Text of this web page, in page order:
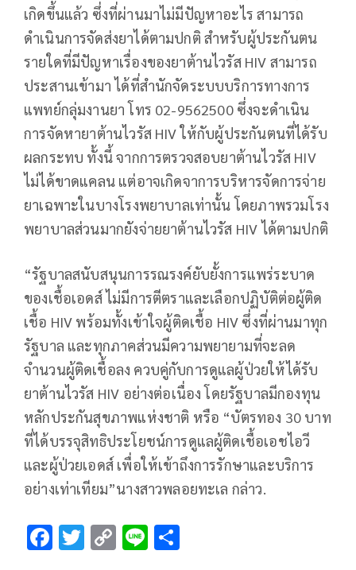
เกิดขึ้นแล้ว ซึ่งที่ผ่านมาไม่มีปัญหาอะไร สามารถ
ดำเนินการจัดส่งยาได้ตามปกติ สำหรับผู้ประกันตน
รายใดที่มีปัญหาเรื่องของยาต้านไวรัส HIV สามารถ
ประสานเข้ามา ได้ที่สำนักจัดระบบบริการทางการ
แพทย์กลุ่มงานยา โทร 02-9562500 ซึ่งจะดำเนิน
การจัดหายาต้านไวรัส HIV ให้กับผู้ประกันตนที่ได้รับ
ผลกระทบ ทั้งนี้ จากการตรวจสอบยาต้านไวรัส HIV
ไม่ได้ขาดแคลน แต่อาจเกิดจาการบริหารจัดการจ่าย
ยาเฉพาะในบางโรงพยาบาลเท่านั้น โดยภาพรวมโรง
พยาบาลส่วนมากยังจ่ายยาต้านไวรัส HIV ได้ตามปกติ
“รัฐบาลสนับสนุนการรณรงค์ยับยั้งการแพร่ระบาด
ของเชื้อเอดส์ ไม่มีการตีตราและเลือกปฏิบัติต่อผู้ติด
เชื้อ HIV พร้อมทั้งเข้าใจผู้ติดเชื้อ HIV ซึ่งที่ผ่านมาทุก
รัฐบาล และทุกภาคส่วนมีความพยายามที่จะลด
จำนวนผู้ติดเชื้อลง ควบคู่กับการดูแลผู้ป่วยให้ได้รับ
ยาต้านไวรัส HIV อย่างต่อเนื่อง โดยรัฐบาลมีกองทุน
หลักประกันสุขภาพแห่งชาติ หรือ “บัตรทอง 30 บาท
ที่ได้บรรจุสิทธิประโยชน์การดูแลผู้ติดเชื้อเอชไอวี
และผู้ป่วยเอดส์ เพื่อให้เข้าถึงการรักษาและบริการ
อย่างเท่าเทียม”นางสาวพลอยทะเล กล่าว.
F T C Li